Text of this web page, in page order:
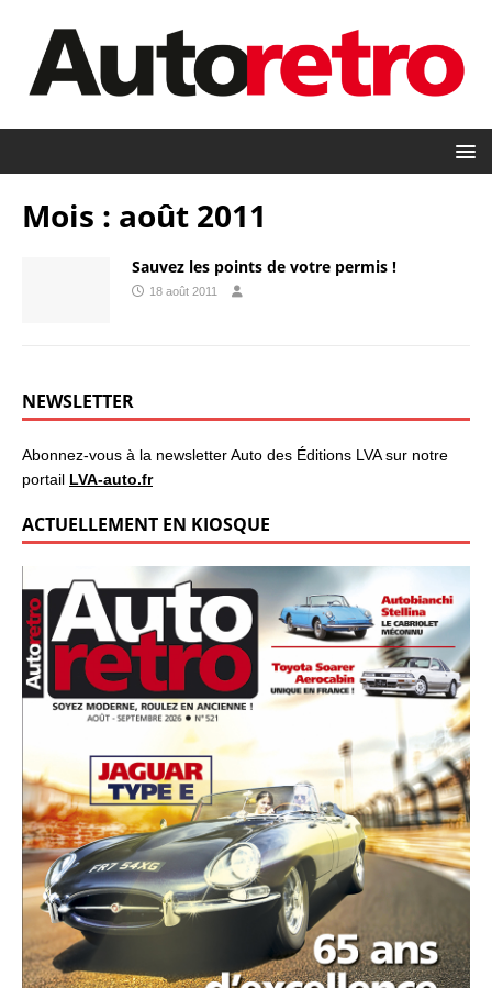
Mois : août 2011
Sauvez les points de votre permis !
18 août 2011
NEWSLETTER
Abonnez-vous à la newsletter Auto des Éditions LVA sur notre
portail LVA-auto.fr
ACTUELLEMENT EN KIOSQUE